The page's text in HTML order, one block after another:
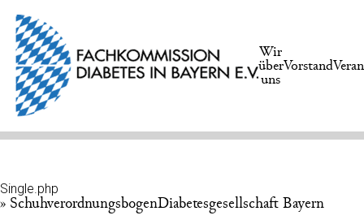
Wir
über
uns
Vorstand
Single.php
» SchuhverordnungsbogenDiabetesgesellschaft Bayern